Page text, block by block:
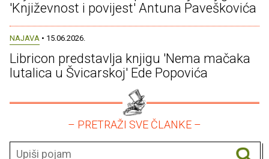
'Književnost i povijest' Antuna Paveškovića
NAJAVA • 15.06.2026.
Libricon predstavlja knjigu 'Nema mačaka
lutalica u Švicarskoj' Ede Popovića
– PRETRAŽI SVE ČLANKE –